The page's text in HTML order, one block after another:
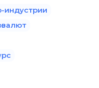
индустрии